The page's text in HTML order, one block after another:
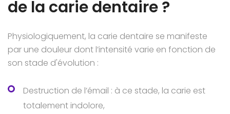
de la carie dentaire ?
Physiologiquement, la carie dentaire se manifeste
par une douleur dont l’intensité varie en fonction de
son stade d'évolution :
Destruction de l’émail : à ce stade, la carie est
totalement indolore,